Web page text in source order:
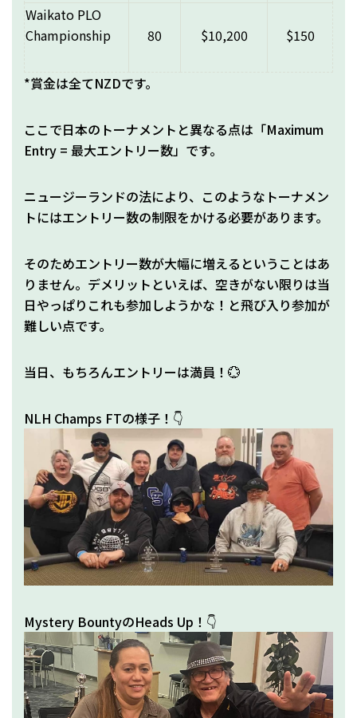
Waikato PLO
Championship
80 $10,200 $150
*賞金は全てNZDです。
ここで日本のトーナメントと異なる点は「Maximum
Entry = 最大エントリー数」です。
ニュージーランドの法により、このようなトーナメン
トにはエントリー数の制限をかける必要があります。
そのためエントリー数が大幅に増えるということはあ
りません。デメリットといえば、空きがない限りは当
日やっぱりこれも参加しようかな！と飛び入り参加が
難しい点です。
当日、もちろんエントリーは満員！💮
NLH Champs FTの様子！👇
Mystery BountyのHeads Up！👇